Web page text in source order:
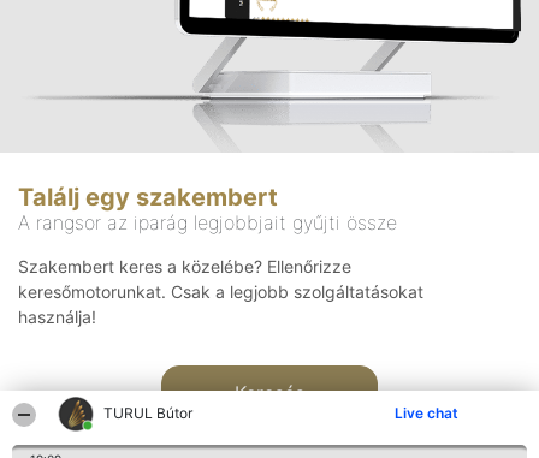
TURUL Bútor Live chat
Találj egy szakembert
A rangsor az iparág legjobbjait gyűjti össze
Szakembert keres a közelébe? Ellenőrizze
keresőmotorunkat. Csak a legjobb szolgáltatásokat
használja!
Keresés